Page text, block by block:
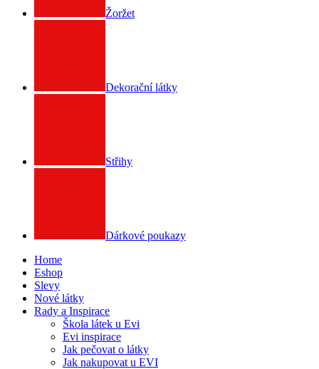
Žoržet
Dekorační látky
Střihy
Dárkové poukazy
Home
Eshop
Slevy
Nové látky
Rady a Inspirace
Škola látek u Evi
Evi inspirace
Jak pečovat o látky
Jak nakupovat u EVI